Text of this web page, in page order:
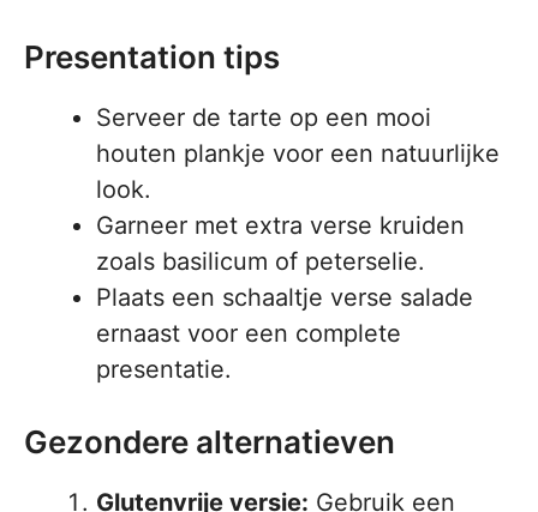
Presentation tips
Serveer de tarte op een mooi
houten plankje voor een natuurlijke
look.
Garneer met extra verse kruiden
zoals basilicum of peterselie.
Plaats een schaaltje verse salade
ernaast voor een complete
presentatie.
Gezondere alternatieven
Glutenvrije versie: Gebruik een